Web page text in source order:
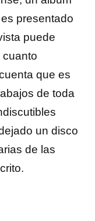
presentado
puede
cuanto
que es
de toda
un disco
de las